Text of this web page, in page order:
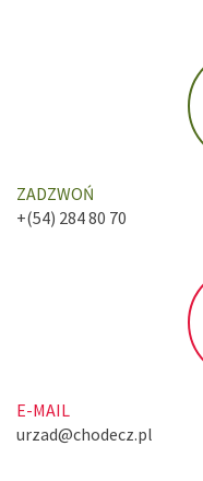
ZADZWOŃ
+(54) 284 80 70
E-MAIL
urzad@chodecz.pl